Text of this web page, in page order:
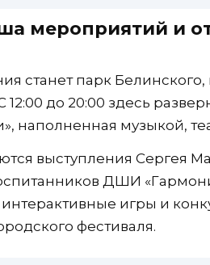
мероприятий и
станет парк Белинского,
12:00 до 20:00 здесь
наполненная музыкой,
выступления Сергея
ДШИ
игры и
фестиваля.